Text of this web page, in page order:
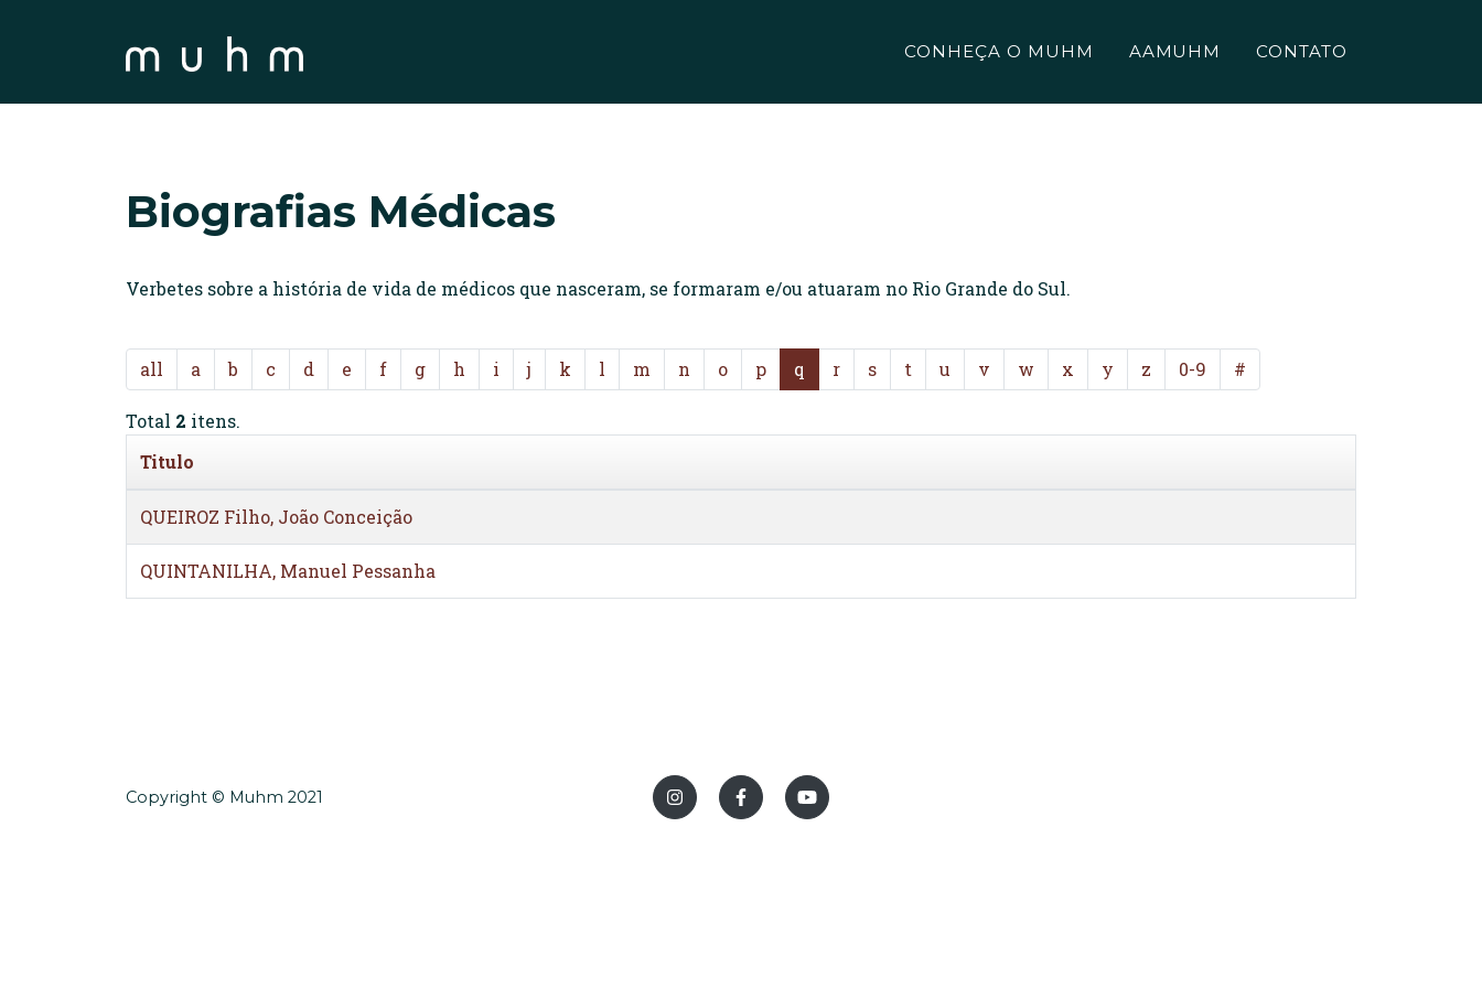
CONHEÇA O MUHM AAMUHM CONTATO
Biografias Médicas
Verbetes sobre a história de vida de médicos que nasceram, se formaram e/ou atuaram no Rio Grande do Sul.
all a b c d e f g h i j k l m n o p q r s t u v w x y z 0-9 #
Total 2 itens.
Titulo
QUEIROZ Filho, João Conceição
QUINTANILHA, Manuel Pessanha
Copyright © Muhm 2021